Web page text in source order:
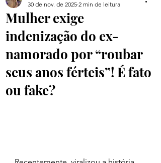
Mulher exige
indenização do ex-
namorado por “roubar
seus anos férteis”! É fato
ou fake?
30 de nov. de 2025 2 min de leitura